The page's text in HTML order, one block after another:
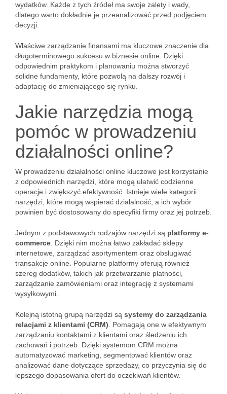
wydatków. Każde z tych źródeł ma swoje zalety i wady,
dlatego warto dokładnie je przeanalizować przed podjęciem
decyzji.
Właściwe zarządzanie finansami ma kluczowe znaczenie dla
długoterminowego sukcesu w biznesie online. Dzięki
odpowiednim praktykom i planowaniu można stworzyć
solidne fundamenty, które pozwolą na dalszy rozwój i
adaptację do zmieniającego się rynku.
Jakie narzędzia mogą
pomóc w prowadzeniu
działalności online?
W prowadzeniu działalności online kluczowe jest korzystanie
z odpowiednich narzędzi, które mogą ułatwić codzienne
operacje i zwiększyć efektywność. Istnieje wiele kategorii
narzędzi, które mogą wspierać działalność, a ich wybór
powinien być dostosowany do specyfiki firmy oraz jej potrzeb.
Jednym z podstawowych rodzajów narzędzi są platformy e-
commerce . Dzięki nim można łatwo zakładać sklepy
internetowe, zarządzać asortymentem oraz obsługiwać
transakcje online. Popularne platformy oferują również
szereg dodatków, takich jak przetwarzanie płatności,
zarządzanie zamówieniami oraz integrację z systemami
wysyłkowymi.
Kolejną istotną grupą narzędzi są systemy do zarządzania
relacjami z klientami (CRM) . Pomagają one w efektywnym
zarządzaniu kontaktami z klientami oraz śledzeniu ich
zachowań i potrzeb. Dzięki systemom CRM można
automatyzować marketing, segmentować klientów oraz
analizować dane dotyczące sprzedaży, co przyczynia się do
lepszego dopasowania ofert do oczekiwań klientów.